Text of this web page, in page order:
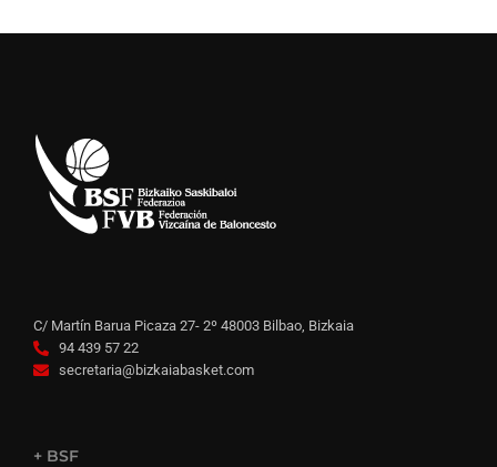
C/ Martín Barua Picaza 27- 2º 48003 Bilbao, Bizkaia
94 439 57 22
secretaria@bizkaiabasket.com
+ BSF